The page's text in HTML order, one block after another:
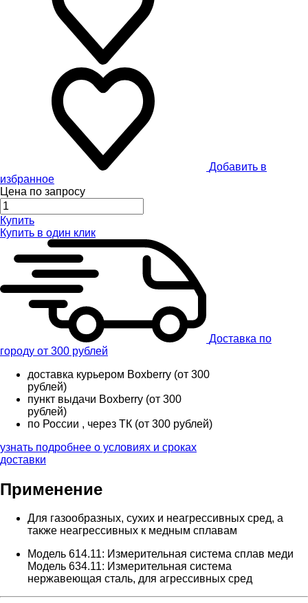
Добавить в
избранное
Цена по запросу
Купить
Купить в один клик
Доставка по
городу от 300 рублей
доставка курьером Boxberry (от 300
рублей)
пункт выдачи Boxberry (от 300
рублей)
по России , через ТК (от 300 рублей)
узнать подробнее о условиях и сроках
доставки
Применение
Для газообразных, сухих и неагрессивных сред, а
также неагрессивных к медным сплавам
Модель 614.11: Измерительная система сплав меди
Модель 634.11: Измерительная система
нержавеющая сталь, для агрессивных сред